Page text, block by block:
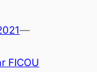
—
FICOU